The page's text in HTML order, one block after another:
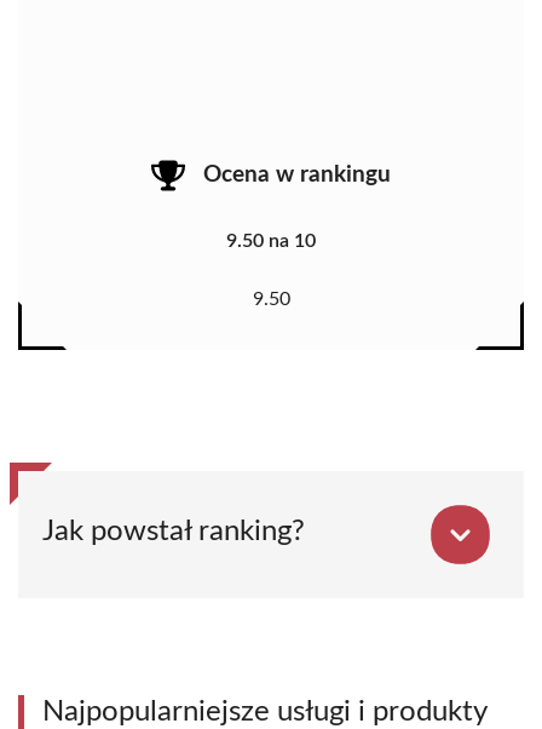
Ocena w rankingu
9.50 na 10
9.50
Jak powstał ranking?
Najpopularniejsze usługi i produkty